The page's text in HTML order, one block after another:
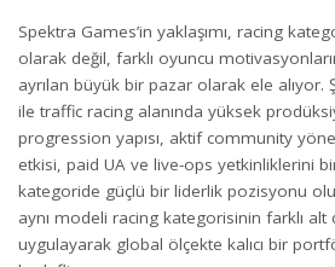
Spektra Games’in yaklaşımı, racing
olarak değil, farklı oyuncu
ayrılan büyük bir pazar olarak ele alıyor.
ile traffic racing alanında yüksek
progression yapısı, aktif community
etkisi, paid UA ve live-ops yetkinliklerini
kategoride güçlü bir liderlik pozisyonu
aynı modeli racing kategorisinin farklı alt
uygulayarak global ölçekte kalıcı bir